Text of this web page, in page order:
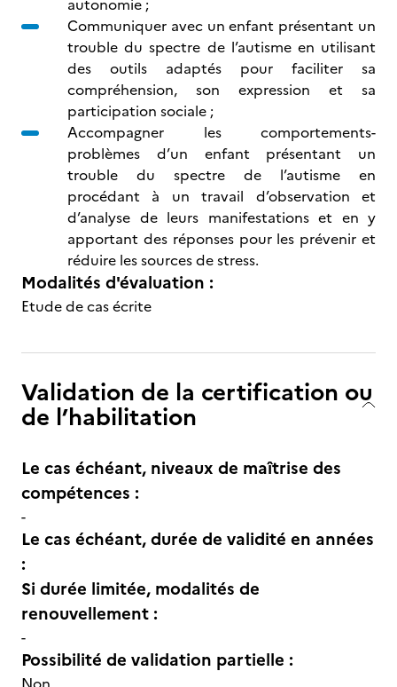
autonomie ;
Communiquer avec un enfant présentant un
trouble du spectre de l’autisme en utilisant
des outils adaptés pour faciliter sa
compréhension, son expression et sa
participation sociale ;
Accompagner les comportements-
problèmes d’un enfant présentant un
trouble du spectre de l’autisme en
procédant à un travail d’observation et
d’analyse de leurs manifestations et en y
apportant des réponses pour les prévenir et
réduire les sources de stress.
Modalités d'évaluation :
Etude de cas écrite
Validation de la certification ou
de l’habilitation
Le cas échéant, niveaux de maîtrise des
compétences :
-
Le cas échéant, durée de validité en années
:
Si durée limitée, modalités de
renouvellement :
-
Possibilité de validation partielle :